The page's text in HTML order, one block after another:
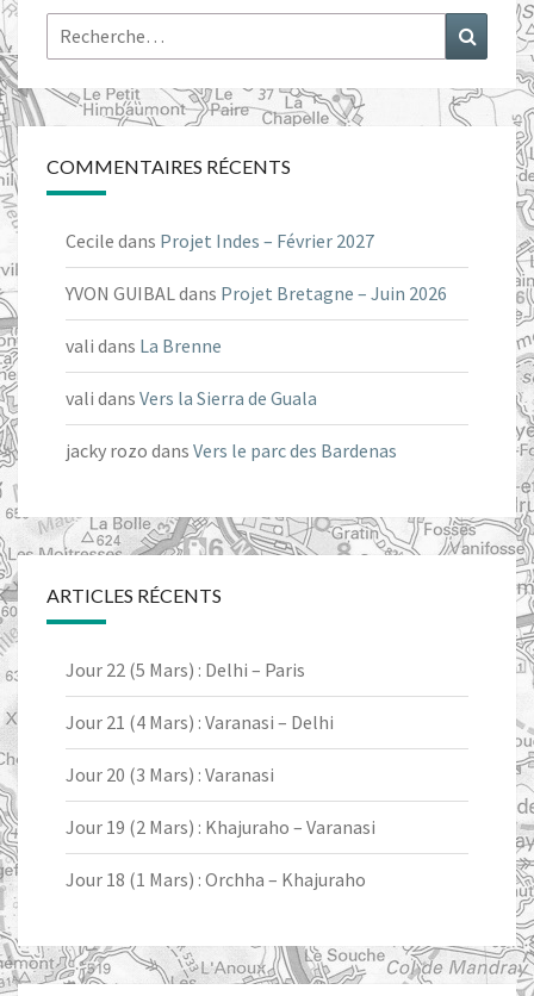
Rechercher :
COMMENTAIRES RÉCENTS
Cecile dans Projet Indes – Février 2027
YVON GUIBALdans Projet Bretagne – Juin 2026
vali dans La Brenne
vali dans Vers la Sierra de Guala
jacky rozo dans Vers le parc des Bardenas
ARTICLES RÉCENTS
Jour 22 (5 Mars) : Delhi – Paris
Jour 21 (4 Mars) : Varanasi – Delhi
Jour 20 (3 Mars) : Varanasi
Jour 19 (2 Mars) : Khajuraho – Varanasi
Jour 18 (1 Mars) : Orchha – Khajuraho